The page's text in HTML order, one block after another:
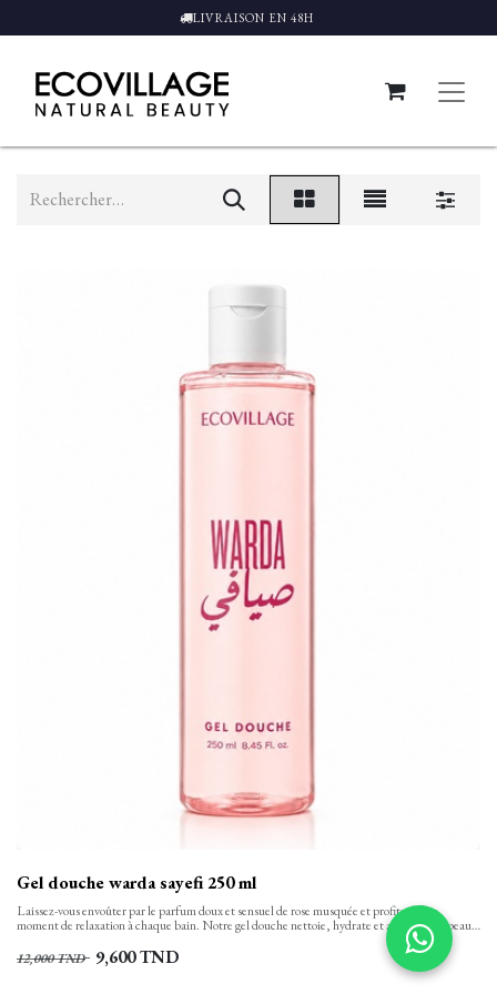
LIVRAISON EN 48H
Gel douche warda sayefi 250 ml
Laissez-vous envoûter par le parfum doux et sensuel de rose musquée et profitez d’un
moment de relaxation à chaque bain. Notre gel douche nettoie, hydrate et apaise votre peau
tout en finesse et la laisse propre, confortable et soyeusement douce. Sa texture onctueuse,
aux notes florales se transforme en une mousse rinçable facilement.
12,000TND 9,600TND